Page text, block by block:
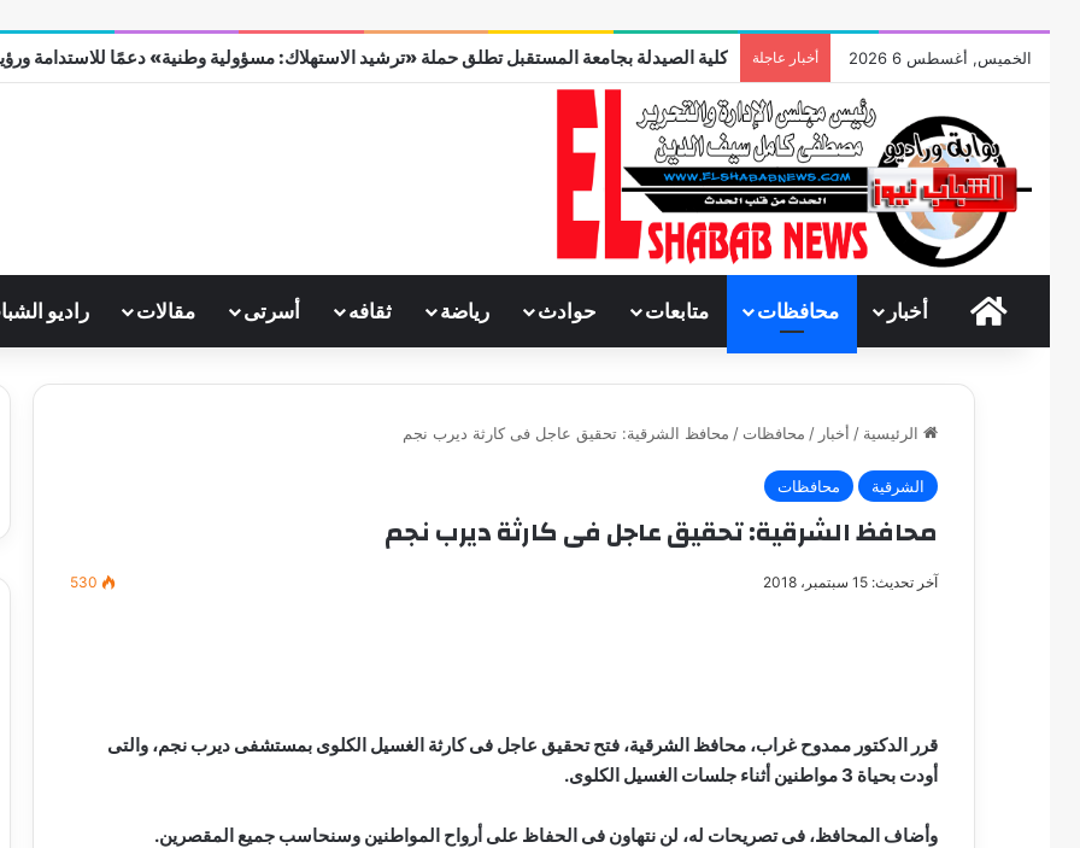
الخميس, أغسطس 6 2026 أخبار عاجلة كلية الصيدلة بجامعة المستقبل تطلق حملة «ترشيد الاستهلاك: مسؤولية وطنية» دعمًا للاستدامة ورؤية
الرئيسية
أخبار محافظات متابعات حوادث رياضة ثقافه أسرتى مقالات راديو
الرئيسية / أخبار / محافظات / محافظ الشرقية: تحقيق عاجل فى كارثة ديرب نجم
الشرقية محافظات
محافظ الشرقية: تحقيق عاجل فى كارثة ديرب نجم
آخر تحديث: 15 سبتمبر، 2018 530
قرر الدكتور ممدوح غراب، محافظ الشرقية، فتح تحقيق عاجل فى كارثة الغسيل الكلوى بمستشفى ديرب نجم، والتى
أودت بحياة 3 مواطنين أثناء جلسات الغسيل الكلوى.
وأضاف المحافظ، فى تصريحات له، لن نتهاون فى الحفاظ على أرواح المواطنين وسنحاسب جميع المقصرين.
الدين
….
مايسه
الدين
ميلاد